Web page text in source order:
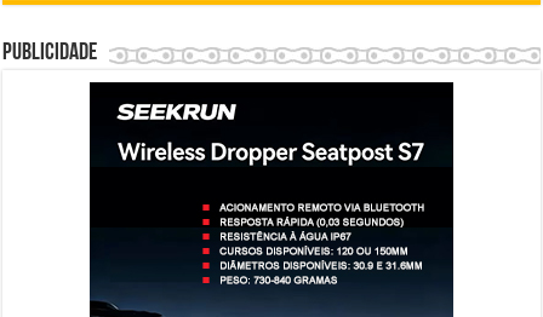
Publicidade